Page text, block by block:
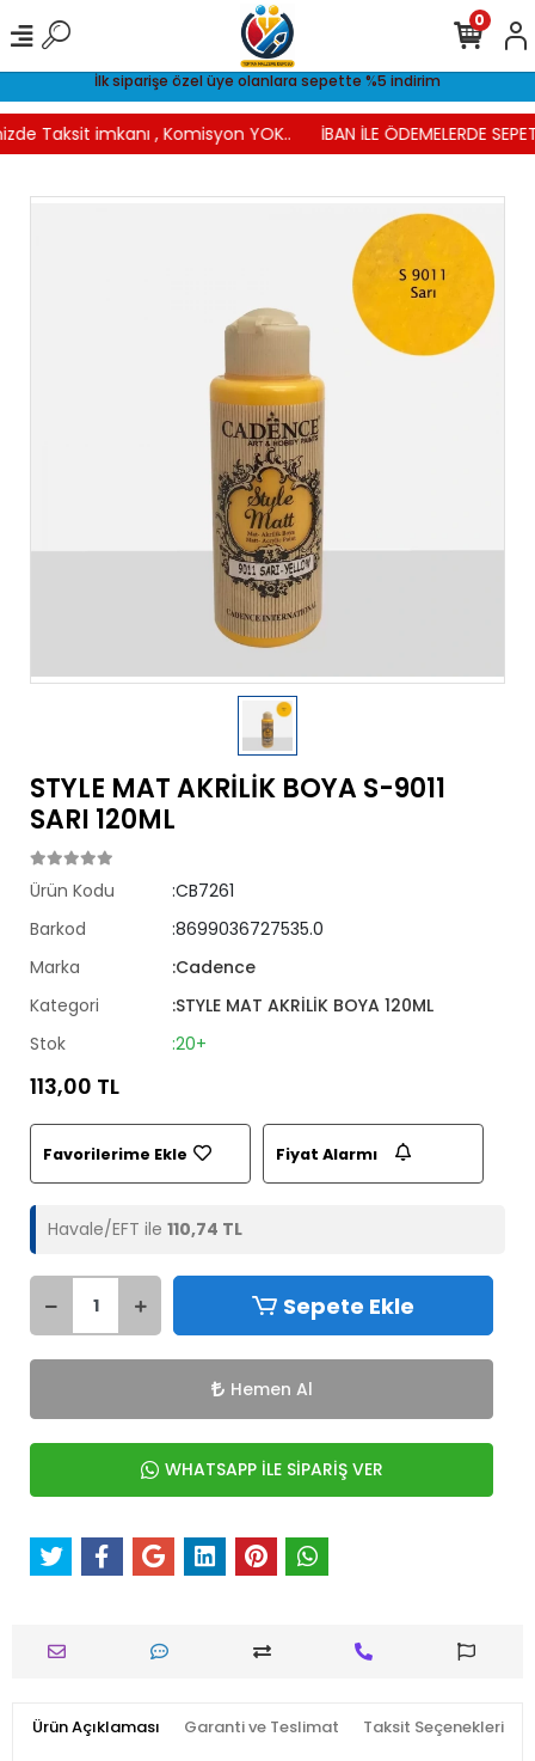
İlk siparişe özel üye olanlara sepette %5 indirim
Taksit imkanı , Komisyon YOK.. İBAN İLE ÖDEMELERDE
0
STYLE MAT AKRİLİK BOYA S-9011
SARI 120ML
Ürün Kodu
:CB7261
Barkod
:8699036727535.0
Marka
:Cadence
Kategori
:STYLE MAT AKRİLİK BOYA 120ML
Stok
:20+
113,00 TL
Favorilerime Ekle Fiyat Alarmı
Havale/EFT ile 110,74 TL
Sepete Ekle
Hemen Al
WHATSAPP İLE SİPARİŞ VER
Ürün Açıklaması Garanti ve Teslimat Taksit Seçenekleri